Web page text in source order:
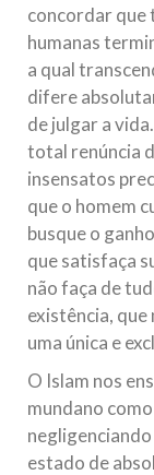
concordar que
humanas
a qual
difere
de julgar a
total renúncia
insensatos
que o homem
busque o
que satisfaça
não faça de
existência, que
uma única e
O Islam nos
mundano
estado de